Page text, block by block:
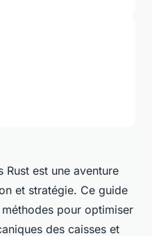
Rust est une aventure
et stratégie. Ce guide
pour optimiser
des caisses et